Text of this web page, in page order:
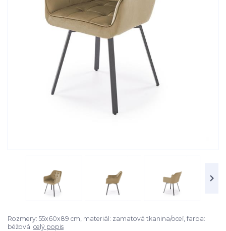
Rozmery: 55x60x89 cm, materiál: zamatová tkanina/oceľ, farba:
béžová. celý popis